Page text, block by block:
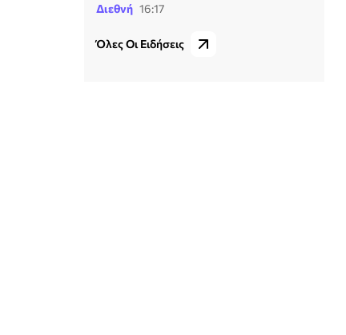
Διεθνή 16:17
Όλες Οι Ειδήσεις